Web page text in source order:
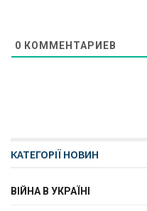
0 КОММЕНТАРИЕВ
КАТЕГОРІЇ НОВИН
ВІЙНА В УКРАЇНІ